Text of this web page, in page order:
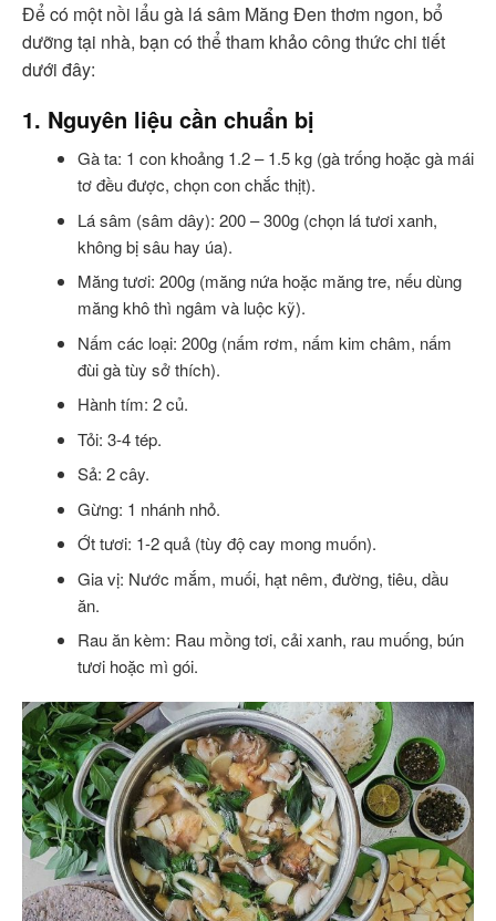
Để có một nồi lẩu gà lá sâm Măng Đen thơm ngon, bổ
dưỡng tại nhà, bạn có thể tham khảo công thức chi tiết
dưới đây:
1. Nguyên liệu cần chuẩn bị
Gà ta: 1 con khoảng 1.2 – 1.5 kg (gà trống hoặc gà mái
tơ đều được, chọn con chắc thịt).
Lá sâm (sâm dây): 200 – 300g (chọn lá tươi xanh,
không bị sâu hay úa).
Măng tươi: 200g (măng nứa hoặc măng tre, nếu dùng
măng khô thì ngâm và luộc kỹ).
Nấm các loại: 200g (nấm rơm, nấm kim châm, nấm
đùi gà tùy sở thích).
Hành tím: 2 củ.
Tỏi: 3-4 tép.
Sả: 2 cây.
Gừng: 1 nhánh nhỏ.
Ớt tươi: 1-2 quả (tùy độ cay mong muốn).
Gia vị: Nước mắm, muối, hạt nêm, đường, tiêu, dầu
ăn.
Rau ăn kèm: Rau mồng tơi, cải xanh, rau muống, bún
tươi hoặc mì gói.